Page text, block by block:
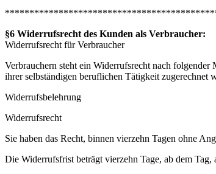
§6 Widerrufsrecht des Kunden als Verbraucher:
Widerrufsrecht für Verbraucher
Verbrauchern steht ein Widerrufsrecht nach
ihrer selbständigen beruflichen Tätigkeit zugerechnet
Widerrufsbelehrung
Widerrufsrecht
Sie haben das Recht, binnen vierzehn Tagen ohne
Die Widerrufsfrist beträgt vierzehn Tage, ab dem